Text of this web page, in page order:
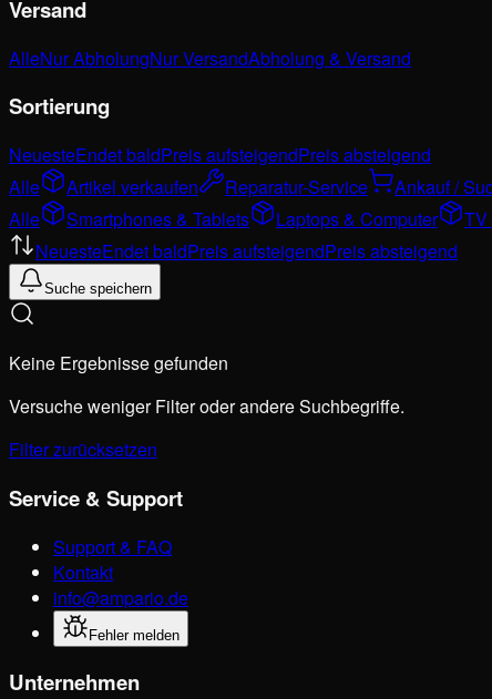
Versand
AlleNur AbholungNur VersandAbholung & Versand
Sortierung
NeuesteEndet baldPreis aufsteigendPreis absteigend
Alle
Artikel verkaufen Reparatur-Service Ankauf /
Alle
Smartphones & Tablets Laptops & Computer TV
NeuesteEndet baldPreis aufsteigendPreis absteigend
Suche speichern
Keine Ergebnisse gefunden
Versuche weniger Filter oder andere Suchbegriffe.
Filter zurücksetzen
Service & Support
Support & FAQ
Kontakt
info@ampario.de
Fehler melden
Unternehmen